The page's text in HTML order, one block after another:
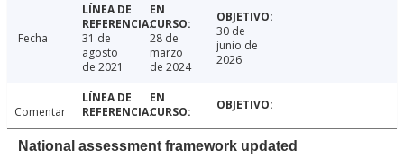
Fecha
31 de
agosto
de 2021
28 de
marzo
de 2024
30 de
junio de
2026
Comentar
National assessment framework updated